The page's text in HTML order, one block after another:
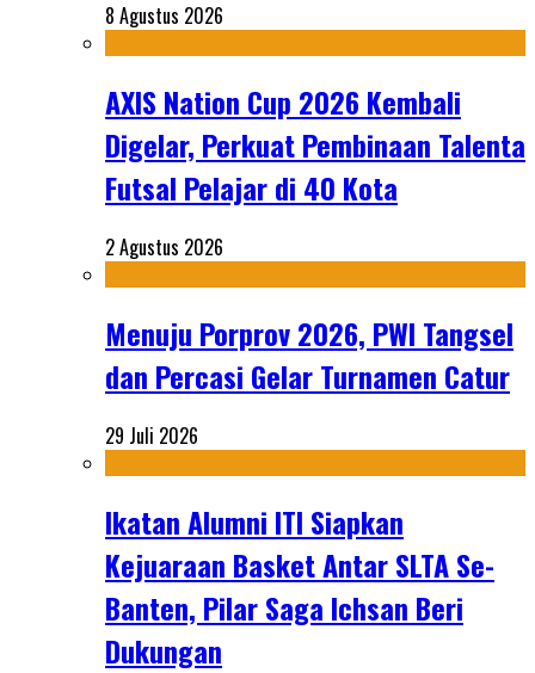
8 Agustus 2026
AXIS Nation Cup 2026 Kembali
Digelar, Perkuat Pembinaan Talenta
Futsal Pelajar di 40 Kota
2 Agustus 2026
Menuju Porprov 2026, PWI Tangsel
dan Percasi Gelar Turnamen Catur
29 Juli 2026
Ikatan Alumni ITI Siapkan
Kejuaraan Basket Antar SLTA Se-
Banten, Pilar Saga Ichsan Beri
Dukungan